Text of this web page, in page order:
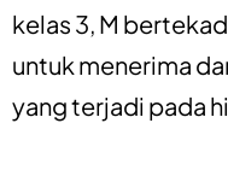
kelas 3, M
untuk menerima
yang terjadi pada